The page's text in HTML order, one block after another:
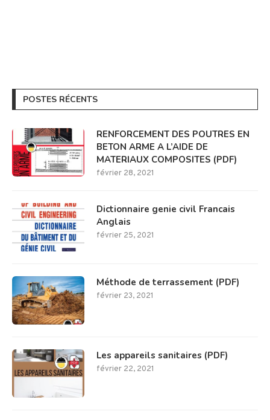
POSTES RÉCENTS
RENFORCEMENT DES POUTRES EN
BETON ARME A L’AIDE DE
MATERIAUX COMPOSITES (PDF)
février 28, 2021
Dictionnaire genie civil Francais
Anglais
février 25, 2021
Méthode de terrassement (PDF)
février 23, 2021
Les appareils sanitaires (PDF)
février 22, 2021